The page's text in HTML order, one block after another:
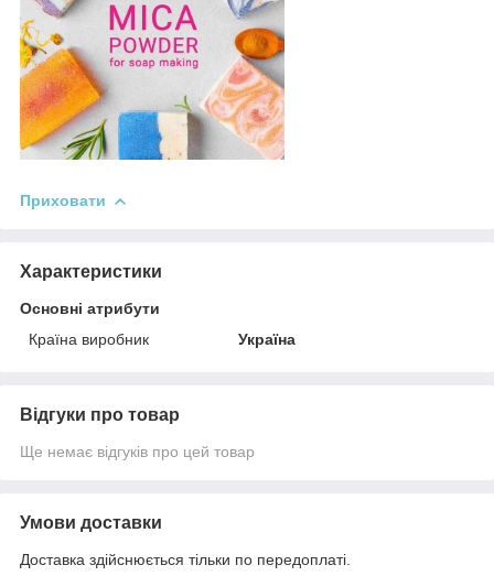
Приховати
Характеристики
Основні атрибути
Країна виробник
Україна
Відгуки про товар
Ще немає відгуків про цей товар
Умови доставки
Доставка здійснюється тільки по передоплаті.